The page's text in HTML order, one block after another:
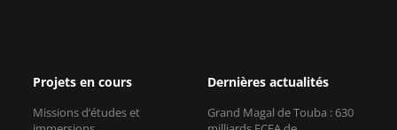
CPCCAF
l’internationalisation des
croissance forte mais des réf...
femme africaine 2026 : c�...